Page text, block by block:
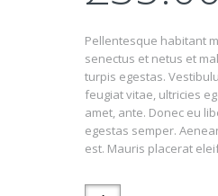
Pellentesque habitant
senectus et netus et
turpis egestas.
feugiat vitae, ultricies
amet, ante. Donec eu
egestas semper.
est. Mauris placerat